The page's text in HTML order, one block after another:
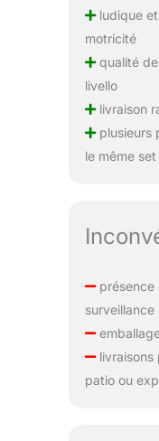
ludique et
motricité
qualité
livello
livraison
plusieurs
le même set
présence
surveillance
livraisons
patio ou